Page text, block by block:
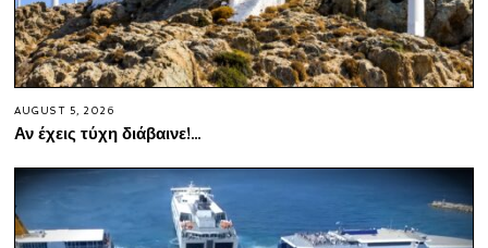
AUGUST 5, 2026
Αν έχεις τύχη διάβαινε!…